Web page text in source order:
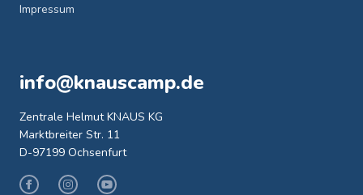
Impressum
info@knauscamp.de
Zentrale Helmut KNAUS KG
Marktbreiter Str. 11
D-97199 Ochsenfurt
FacebookInstagramYoutube